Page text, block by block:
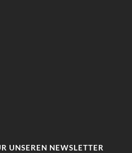
UNSEREN NEWSLETTER